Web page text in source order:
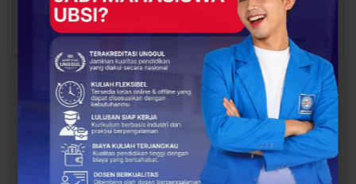
Comments
PREV POST
Maba Antusias, Ormawa
Expo 2025 UBSI Kampus
Sukabumi Perkenalkan
BEM, HIMA, hingga UKM
Super Keren
NEXT POST
UBSI Kampus
Tasikmalaya
Perkenalkan DICO:
Wadah Generasi Kreatif
Berbasis Teknologi